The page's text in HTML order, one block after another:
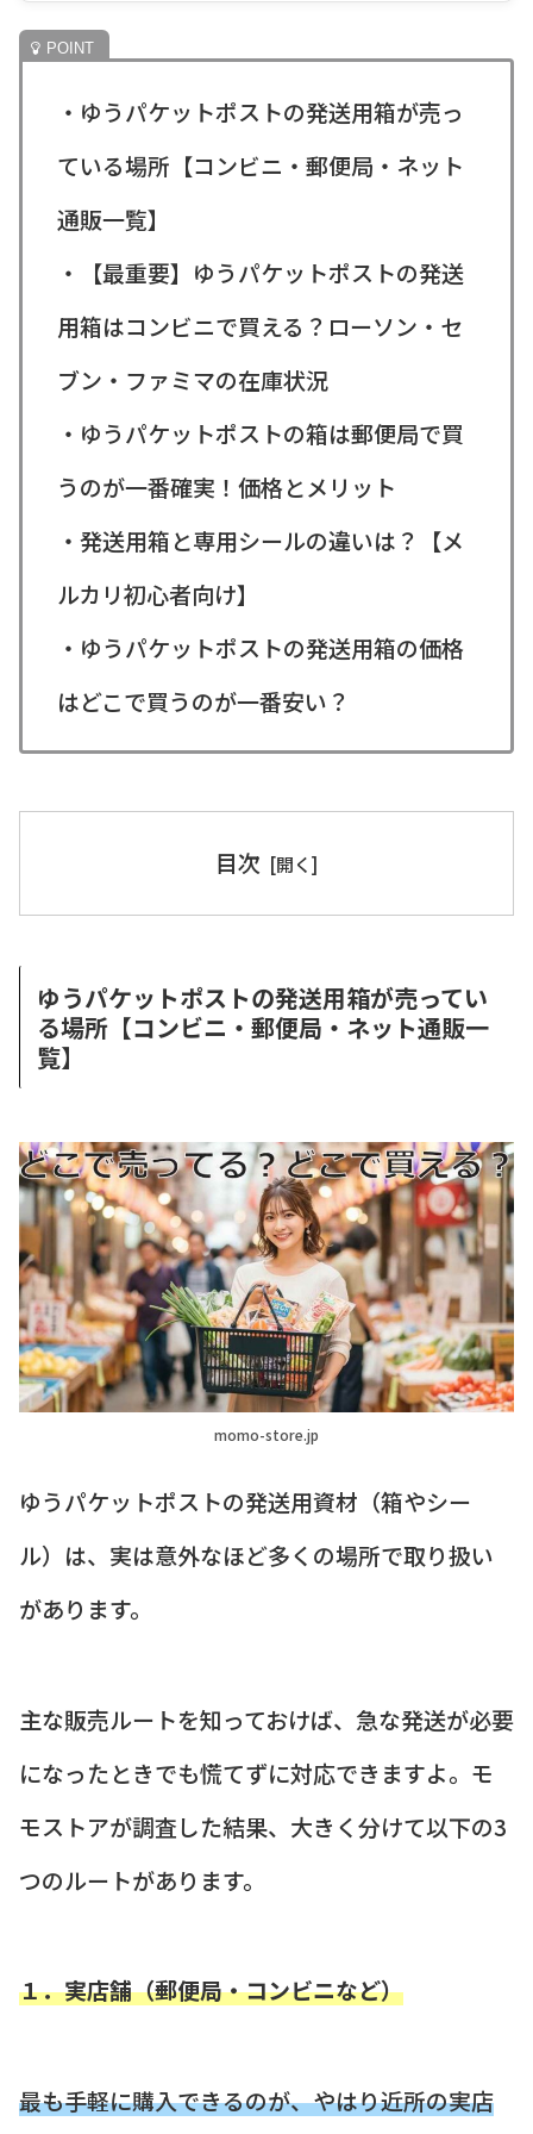
・ゆうパケットポストの発送用箱が売っ
ている場所【コンビニ・郵便局・ネット
通販一覧】
・【最重要】ゆうパケットポストの発送
用箱はコンビニで買える？ローソン・セ
ブン・ファミマの在庫状況
・ゆうパケットポストの箱は郵便局で買
うのが一番確実！価格とメリット
・発送用箱と専用シールの違いは？【メ
ルカリ初心者向け】
・ゆうパケットポストの発送用箱の価格
はどこで買うのが一番安い？
目次
ゆうパケットポストの発送用箱が売ってい
る場所【コンビニ・郵便局・ネット通販一
覧】
momo-store.jp
ゆうパケットポストの発送用資材（箱やシー
ル）は、実は意外なほど多くの場所で取り扱い
があります。
主な販売ルートを知っておけば、急な発送が必要
になったときでも慌てずに対応できますよ。モ
モストアが調査した結果、大きく分けて以下の3
つのルートがあります。
１．実店舗（郵便局・コンビニなど）
最も手軽に購入できるのが、やはり近所の実店